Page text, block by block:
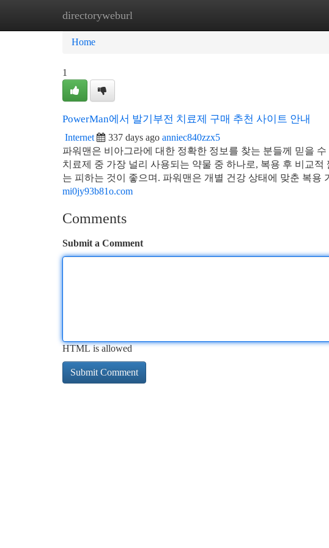
directoryweburl
Home New Site Listings
Home
1
PowerMan에서 발기부전 치료제 구매 추천 사이트 안내
Internet 337 days ago anniec840zzx5
파워맨은 비아그라에 대한 정확한 정보를 찾는 분들께 믿을
치료제 중 가장 널리 사용되는 약물 중 하나로, 복용 후 비교
는 피하는 것이 좋으며. 파워맨은 개별 건강 상태에 맞춘 복용
mi0jy93b81o.com
Comments
Submit a Comment
HTML is allowed